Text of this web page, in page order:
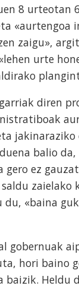
8
zaigu»,
urte
diren
balio
ez
zaielako
«baina
hori baino
Heldu